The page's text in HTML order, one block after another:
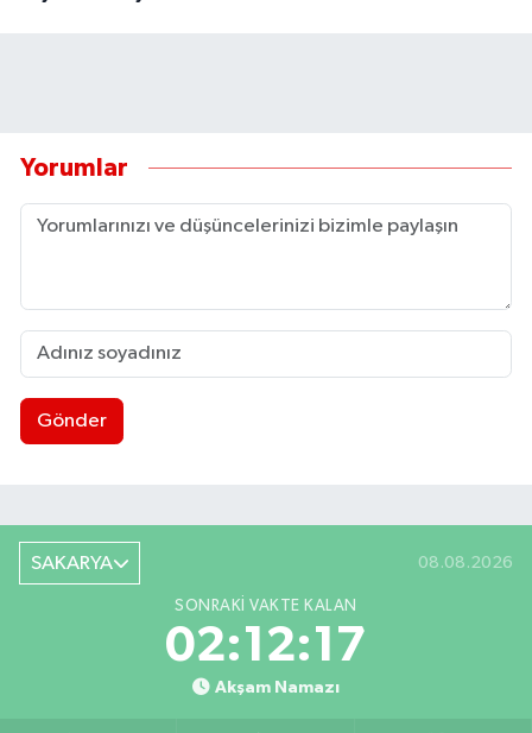
Yorumlar
Gönder
SAKARYA 08.08.2026
SONRAKI VAKTE KALAN
02:12:16
Akşam Namazı